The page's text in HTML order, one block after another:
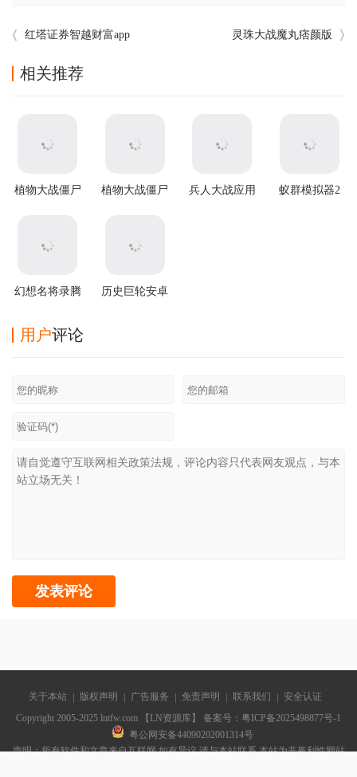
红塔证券智越财富app 灵珠大战魔丸痞颜版
相关推荐
植物大战僵尸
植物大战僵尸
兵人大战应用
蚁群模拟器2
幻想名将录腾
历史巨轮安卓
用户评论
关于本站 版权声明 广告服务 免责声明 联系我们
安全认证
Copyright 2005-2025 lntfw.com 【LN资源库】 备案号： 粤ICP备2025498877号-1
粤公网安备44090202001314号
声明：所有软件和文章来自互联网 如有异议 请与本站联系 本站为非赢利性网站